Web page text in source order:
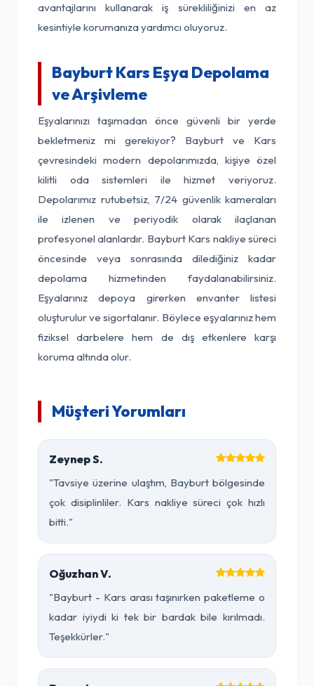
avantajlarını kullanarak iş sürekliliğinizi en az
kesintiyle korumanıza yardımcı oluyoruz.
Bayburt Kars Eşya Depolama
ve Arşivleme
Eşyalarınızı taşımadan önce güvenli bir yerde
bekletmeniz mi gerekiyor? Bayburt ve Kars
çevresindeki modern depolarımızda, kişiye özel
kilitli oda sistemleri ile hizmet veriyoruz.
Depolarımız rutubetsiz, 7/24 güvenlik kameraları
ile izlenen ve periyodik olarak ilaçlanan
profesyonel alanlardır. Bayburt Kars nakliye süreci
öncesinde veya sonrasında dilediğiniz kadar
depolama hizmetinden faydalanabilirsiniz.
Eşyalarınız depoya girerken envanter listesi
oluşturulur ve sigortalanır. Böylece eşyalarınız hem
fiziksel darbelere hem de dış etkenlere karşı
koruma altında olur.
Müşteri Yorumları
Zeynep S.
"Tavsiye üzerine ulaştım, Bayburt bölgesinde
çok disiplinliler. Kars nakliye süreci çok hızlı
bitti."
Oğuzhan V.
"Bayburt - Kars arası taşınırken paketleme o
kadar iyiydi ki tek bir bardak bile kırılmadı.
Teşekkürler."